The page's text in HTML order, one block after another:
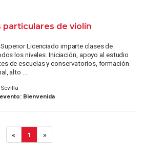
particulares de violín
Licenciado imparte clases de
los niveles. Iniciación, apoyo al estudio
de escuelas y conservatorios, formación
alto ...
Bienvenida
« 1 »